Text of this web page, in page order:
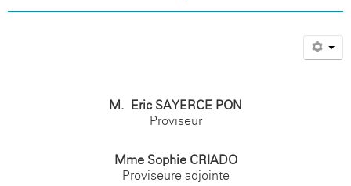
M. Eric SAYERCE-PON
Proviseur
Mme Sophie CRIADO
Proviseure adjointe